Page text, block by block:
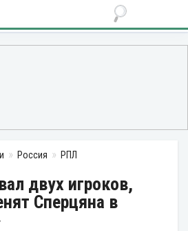
Россия РПЛ
двух игроков,
Сперцяна в